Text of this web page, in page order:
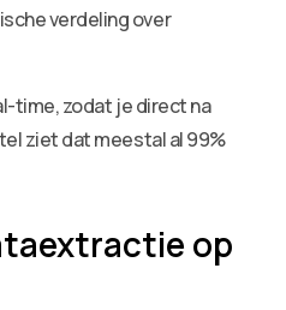
verdeling over
time, zodat je direct na
ziet dat meestal al 99%
op